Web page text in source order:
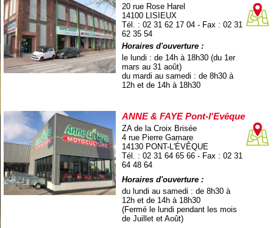
20 rue Rose Harel
14100 LISIEUX
Tél. : 02 31 62 17 04 - Fax : 02 31
62 35 54
Horaires d'ouverture :
le lundi : de 14h à 18h30 (du 1er
mars au 31 août)
du mardi au samedi : de 8h30 à
12h et de 14h à 18h30
ANNE & FAYE Pont-l'Evêque
ZA de la Croix Brisée
4 rue Pierre Gamare
14130 PONT-L'ÉVÊQUE
Tél. : 02 31 64 65 66 - Fax : 02 31
64 48 64
Horaires d'ouverture :
du lundi au samedi : de 8h30 à
12h et de 14h à 18h30
(Fermé le lundi pendant les mois
de Juillet et Août)